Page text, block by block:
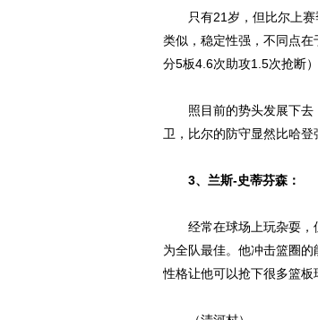
只有21岁，但比尔上赛
类似，稳定性强，不同点
分5板4.6次助攻1.5次抢断
照目前的势头发展下去
卫，比尔的防守显然比哈登
3、兰斯-史蒂芬森：
经常在球场上玩杂耍，但
为全队最佳。他冲击篮圈
性格让他可以抢下很多篮板